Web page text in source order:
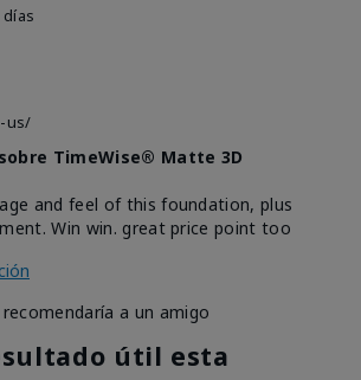
días
us/
TimeWise® Matte 3D
and feel of this foundation, plus
Win win. great price point too
recomendaría a un amigo
útil esta